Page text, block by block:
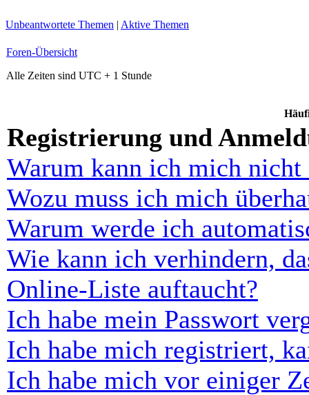
Unbeantwortete Themen | Aktive Themen
Foren-Übersicht
Alle Zeiten sind UTC + 1 Stunde
Registrierung und
Warum kann ich mich nicht
Wozu muss ich mich
Warum werde ich
Wie kann ich verhindern,
Online-Liste auftaucht?
Ich habe mein Passwort
Ich habe mich registriert,
Ich habe mich vor einiger